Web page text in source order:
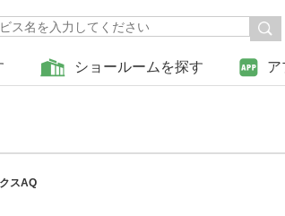
ショールームを探す ア
スAQ